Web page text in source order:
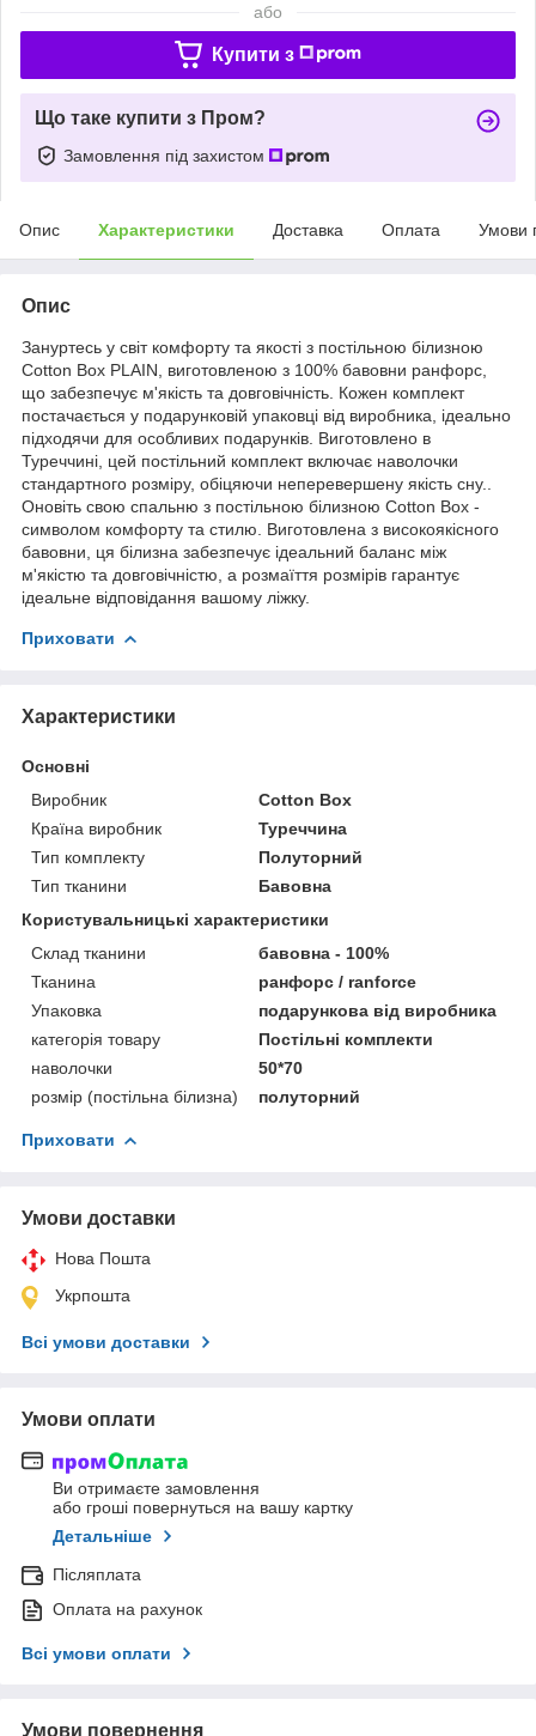
або
Купити з
Що таке купити з Пром?
Замовлення під захистом
Опис Характеристики Доставка Оплата Умови
Опис
Зануртесь у світ комфорту та якості з постільною білизною
Cotton Box PLAIN, виготовленою з 100% бавовни ранфорс,
що забезпечує м'якість та довговічність. Кожен комплект
постачається у подарунковій упаковці від виробника, ідеально
підходячи для особливих подарунків. Виготовлено в
Туреччині, цей постільний комплект включає наволочки
стандартного розміру, обіцяючи неперевершену якість сну..
Оновіть свою спальню з постільною білизною Cotton Box -
символом комфорту та стилю. Виготовлена з високоякісного
бавовни, ця білизна забезпечує ідеальний баланс між
м'якістю та довговічністю, а розмаїття розмірів гарантує
ідеальне відповідання вашому ліжку.
Приховати
Характеристики
Основні
Виробник
Cotton Box
Країна виробник
Туреччина
Тип комплекту
Полуторний
Тип тканини
Бавовна
Користувальницькі характеристики
Склад тканини
бавовна - 100%
Тканина
ранфорс / ranforce
Упаковка
подарункова від виробника
категорія товару
Постільні комплекти
наволочки
50*70
розмір (постільна білизна)
полуторний
Приховати
Умови доставки
Нова Пошта
Укрпошта
Всі умови доставки
Умови оплати
Ви отримаєте замовлення
або гроші повернуться на вашу картку
Детальніше
Післяплата
Оплата на рахунок
Всі умови оплати
Умови повернення